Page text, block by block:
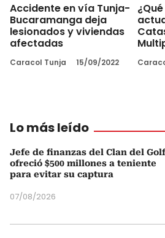
Accidente en vía Tunja-
Bucaramanga deja
lesionados y viviendas
afectadas
Caracol Tunja 15/09/2022
Lo más leído
Jefe de finanzas del Clan del
ofreció $500 millones a teniente
para evitar su captura
07/08/2026